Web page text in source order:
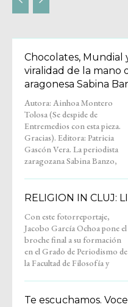
Chocolates, Mundial
viralidad de la mano
aragonesa Sabina
Autora: Ainhoa Montero
Tolosa (Se despide de
Entremedios con esta pieza.
Gracias). Editora: Patricia
Gascón Vera. La periodista
zaragozana Sabina Banzo,
tras años como reportera de
televisión y locutora de spots
para grandes marcas,
comenzó su andadura en
RELIGION IN CLUJ:
Con este fotorreportaje,
Jacobo García Ochoa pone el
broche final a su formación
en el Grado de Periodismo de
la Facultad de Filosofía y
Letras y cierra también su
etapa como colaborador de
Entremedios. Su trabajo nos
Te escuchamos.